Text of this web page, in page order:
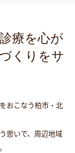
療を心が
くりをサ
おこなう柏市・北
思いで、周辺地域